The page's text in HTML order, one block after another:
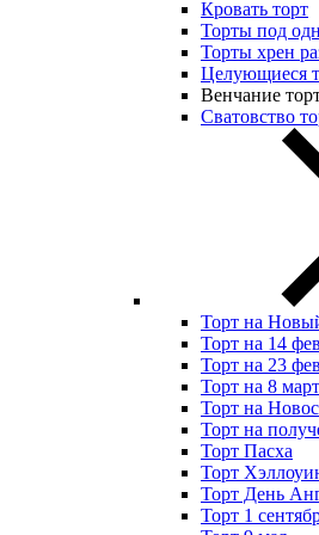
Кровать торт
Торты под
Торты хрен
Целующиеся
Венчание
Сватовство
Торт на
Торт на 14
Торт на 23
Торт на 8
Торт на
Торт на
Торт Пасха
Торт
Торт День
Торт 1